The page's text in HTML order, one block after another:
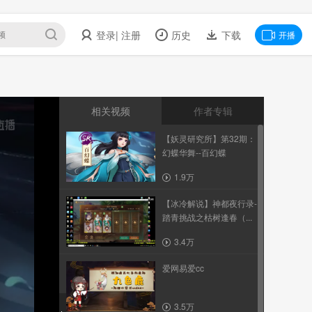
登录| 注册 历史 下载 开播
相关视频 作者专辑
【妖灵研究所】第32期：
幻蝶华舞--百幻蝶
1.9万
【冰冷解说】神都夜行录-
踏青挑战之枯树逢春（...
3.4万
爱网易爱cc
3.5万